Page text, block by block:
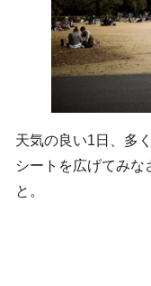
天気の良い1日、多
シートを広げてみな
と。